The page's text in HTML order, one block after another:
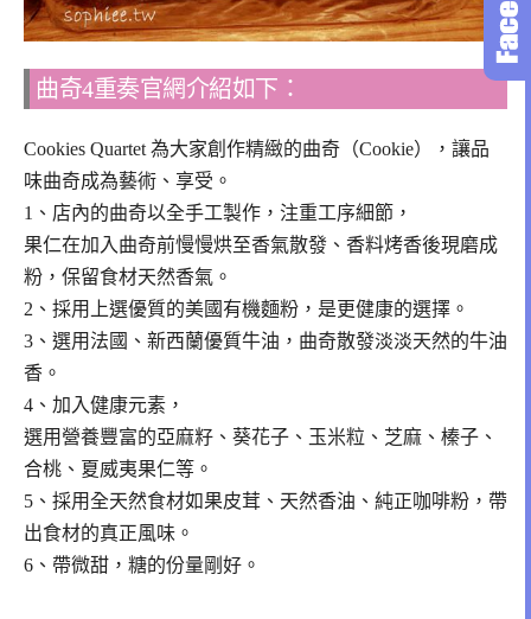
曲奇4重奏官網介紹如下：
Cookies Quartet 為大家創作精緻的曲奇（Cookie），讓品
味曲奇成為藝術、享受。
1、店內的曲奇以全手工製作，注重工序細節，
果仁在加入曲奇前慢慢烘至香氣散發、香料烤香後現磨成
粉，保留食材天然香氣。
2、採用上選優質的美國有機麵粉，是更健康的選擇。
3、選用法國、新西蘭優質牛油，曲奇散發淡淡天然的牛油
香。
4、加入健康元素，
選用營養豐富的亞麻籽、葵花子、玉米粒、芝麻、榛子、
合桃、夏威夷果仁等。
5、採用全天然食材如果皮茸、天然香油、純正咖啡粉，帶
出食材的真正風味。
6、帶微甜，糖的份量剛好。